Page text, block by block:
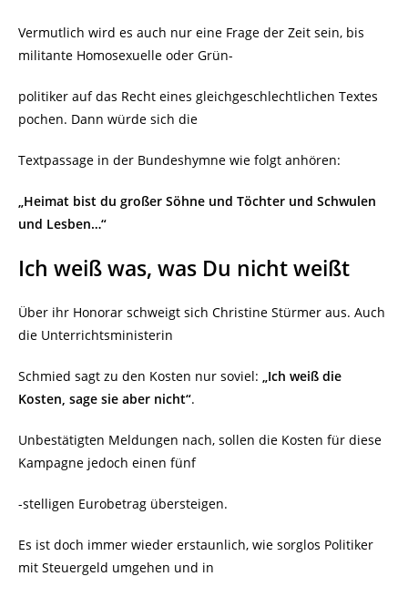
Vermutlich wird es auch nur eine Frage der Zeit sein, bis
militante Homosexuelle oder Grün-
politiker auf das Recht eines gleichgeschlechtlichen Textes
pochen. Dann würde sich die
Textpassage in der Bundeshymne wie folgt anhören:
„Heimat bist du großer Söhne und Töchter und Schwulen
und Lesben…“
Ich weiß was, was Du nicht weißt
Über ihr Honorar schweigt sich Christine Stürmer aus. Auch
die Unterrichtsministerin
Schmied sagt zu den Kosten nur soviel: „Ich weiß die
Kosten, sage sie aber nicht“.
Unbestätigten Meldungen nach, sollen die Kosten für diese
Kampagne jedoch einen fünf
-stelligen Eurobetrag übersteigen.
Es ist doch immer wieder erstaunlich, wie sorglos Politiker
mit Steuergeld umgehen und in